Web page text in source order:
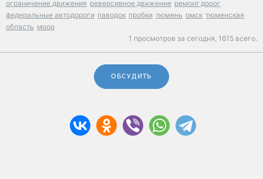
ограничение движения реверсивное движение ремонт дорог
федеральные автодороги паводок пробки тюмень омск тюменская
область моор
1 просмотров за сегодня, 1615 всего.
ОБСУДИТЬ